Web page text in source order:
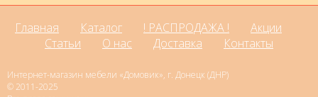
Главная Каталог ! РАСПРОДАЖА !
Акции
Статьи
О нас Доставка Контакты
Интернет-магазин мебели «Домовик», г. Донецк (ДНР)
© 2011-2025